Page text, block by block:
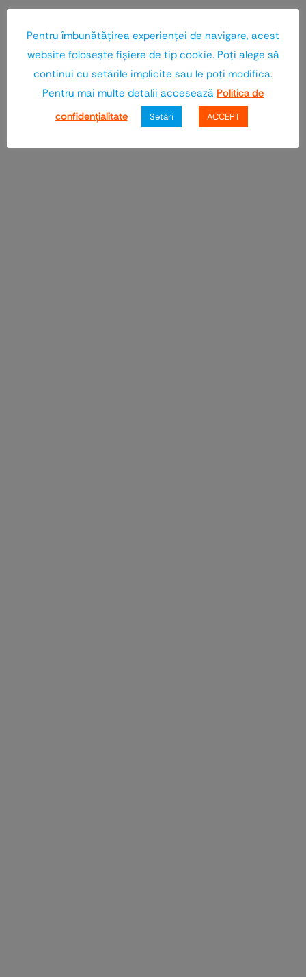
Pentru îmbunătăţirea experienţei de navigare, acest
website foloseşte fişiere de tip cookie. Poţi alege să
continui cu setările implicite sau le poţi modifica.
Pentru mai multe detalii accesează Politica de
confidenţialitate
Setări ACCEPT